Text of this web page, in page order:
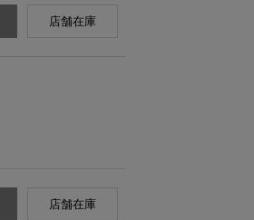
店舗在庫
店舗在庫